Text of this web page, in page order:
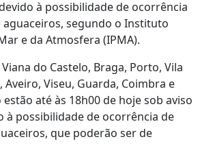
à possibilidade de ocorrência
aguaceiros, segundo o Instituto
e da Atmosfera (IPMA).
do Castelo, Braga, Porto, Vila
Aveiro, Viseu, Guarda, Coimbra e
estão até às 18h00 de hoje sob aviso
à possibilidade de ocorrência de
que poderão ser de